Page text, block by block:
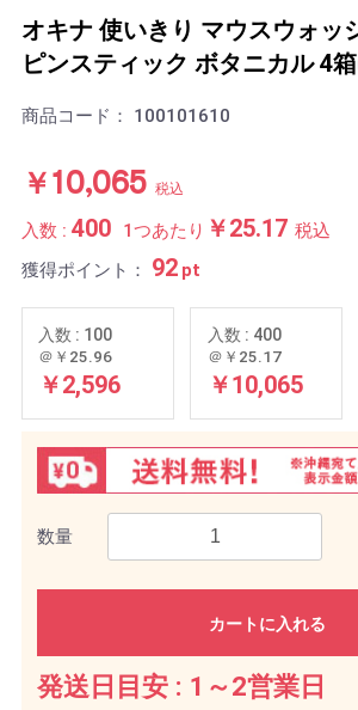
オキナ 使いきり マウスウォッ
ピンスティック ボタニカル 4
商品コード： 100101610
￥10,065 税込
入数 : 400 1つあたり ￥25.17 税込
獲得ポイント： 92 pt
入数 : 100
＠￥25.96
￥2,596
入数 : 400
＠￥25.17
￥10,065
数量
カートに入れる
発送日目安 : 1～2営業日